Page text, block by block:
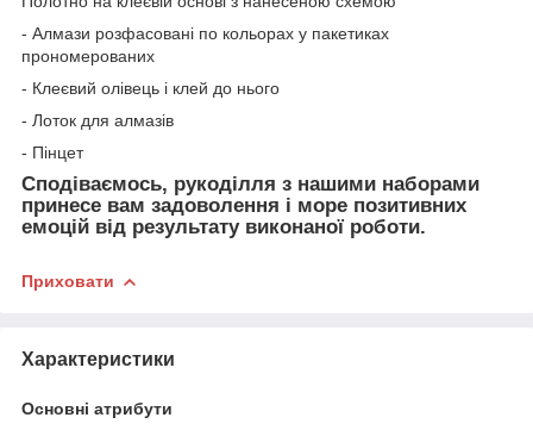
- Алмази розфасовані по кольорах у пакетиках
прономерованих
- Клеєвий олівець і клей до нього
- Лоток для алмазів
- Пінцет
Сподіваємось, рукоділля з нашими наборами
принесе вам задоволення і море позитивних
емоцій від результату виконаної роботи.
Приховати
Характеристики
Основні атрибути